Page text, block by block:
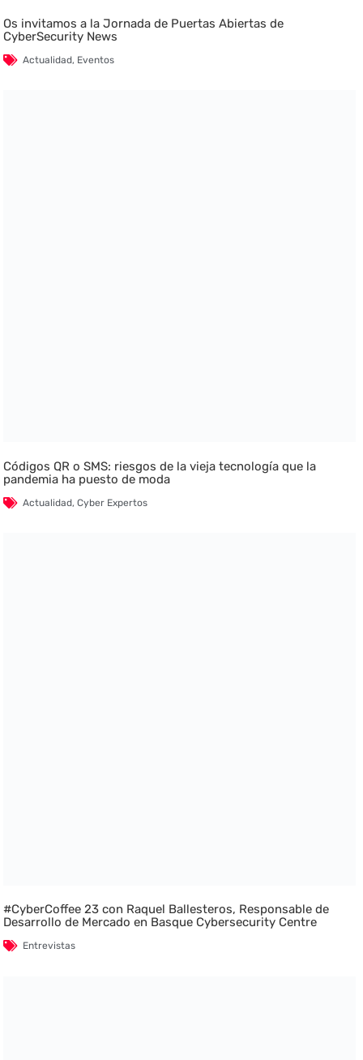
Os invitamos a la Jornada de Puertas Abiertas de
CyberSecurity News
Actualidad, Eventos
Códigos QR o SMS: riesgos de la vieja tecnología que la
pandemia ha puesto de moda
Actualidad,Cyber Expertos
#CyberCoffee 23 con Raquel Ballesteros, Responsable de
Desarrollo de Mercado en Basque Cybersecurity Centre
Entrevistas